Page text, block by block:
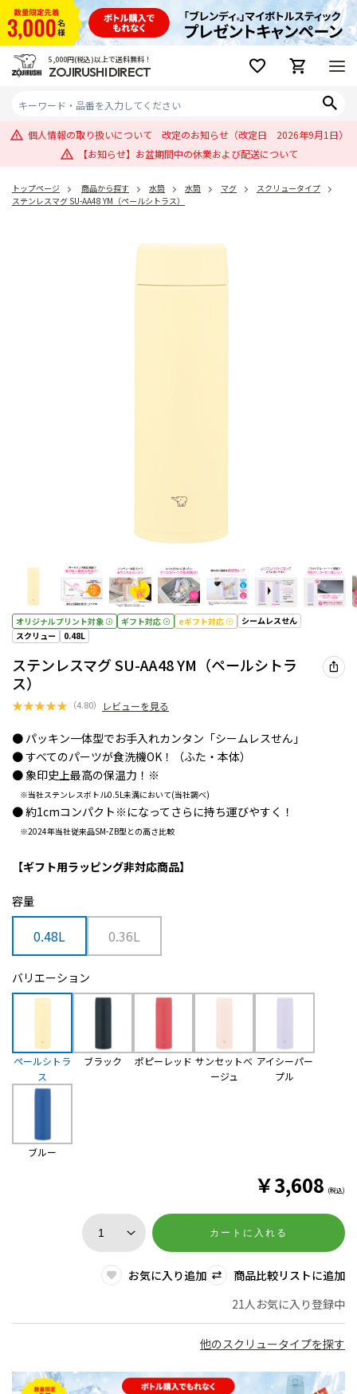
5,000円(税込)以上で送料無料！
ZOJIRUSHI DIRECT
個人情報の取り扱いについて 改定のお知らせ（改定日 2026年9月1日）
【お知らせ】お盆期間中の休業および配送について
トップページ 商品から探す 水筒 水筒 マグ
スクリュータイプ
ステンレスマグ SU-AA48 YM（ペールシトラス）
オリジナルプリント対象 ギフト対応 eギフト対応
シームレスせん
スクリュー
0.48L
ステンレスマグ SU-AA48 YM（ペールシトラ
ス）
★★★★★ （4.80） レビューを見る
● パッキン一体型でお手入れカンタン「シームレスせん」
● すべてのパーツが食洗機OK！（ふた・本体）
● 象印史上最高の保温力！ ※
※当社ステンレスボトル0.5L未満において(当社調べ)
● 約1cmコンパクト ※ になってさらに持ち運びやすく！
※2024年当社従来品SM-ZB型との高さ比較
【ギフト用ラッピング非対応商品】
容量
0.48L 0.36L
バリエーション
ペールシトラ
ス
ブラック ポピーレッド サンセットべ
ージュ
アイシーパー
プル
ブルー
￥3,608 (税込)
カートに入れる
お気に入り追加
商品比較リストに追加
21人お気に入り登録中
他のスクリュータイプを探す